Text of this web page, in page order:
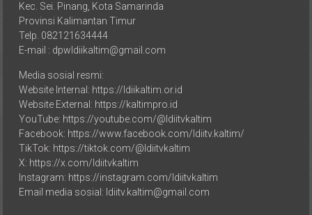
Kec. Sei. Pinang, Kota Samarinda
Provinsi Kalimantan Timur
Telp. 082121634444
E-mail : dpwldiikaltim@gmail.com
Media sosial resmi:
Website Internal: https://ldiikaltim.or.id
Website External: https://kaltimpro.id
YouTube: https://youtube.com/@ldiitvkaltim
Facebook: https://www.facebook.com/ldiitv.kaltim/
TikTok: https://tiktok.com/@ldiitvkaltim
X: https://x.com/ldiitvkaltim
Instagram: https://instagram.com/ldiitvkaltim
Email media sosial: ldiitv.kaltim@gmail.com